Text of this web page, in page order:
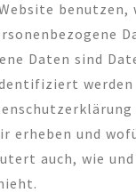
benutzen,
Daten sind
werden
erheben und
auch, wie